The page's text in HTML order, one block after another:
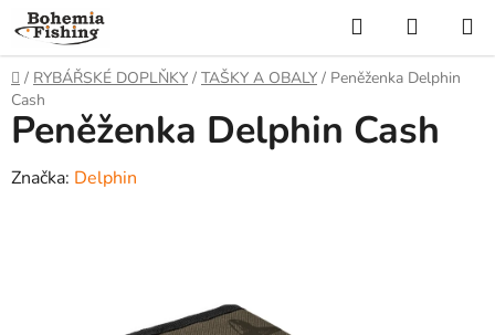
Přejít
na
obsah
Hledat
KOŠÍK
Domů
/ RYBÁŘSKÉ DOPLŇKY / TAŠKY A OBALY / Peněženka Delphin
Cash
Peněženka Delphin Cash
Značka: Delphin